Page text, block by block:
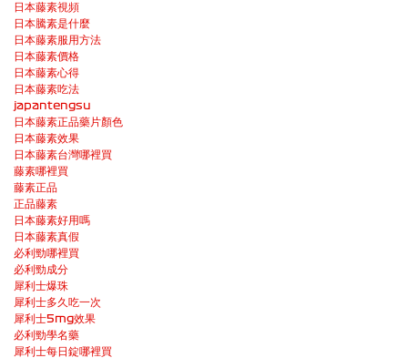
日本藤素視頻
日本騰素是什麼
日本藤素服用方法
日本藤素價格
日本藤素心得
日本藤素吃法
japantengsu
日本藤素正品藥片顏色
日本藤素效果
日本藤素台灣哪裡買
藤素哪裡買
藤素正品
正品藤素
日本藤素好用嗎
日本藤素真假
必利勁哪裡買
必利勁成分
犀利士爆珠
犀利士多久吃一次
犀利士5mg效果
必利勁學名藥
犀利士每日錠哪裡買